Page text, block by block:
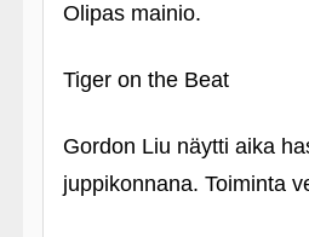
Olipas mainio.
Tiger on the Beat
Gordon Liu näytti aika
juppikonnana. Toiminta